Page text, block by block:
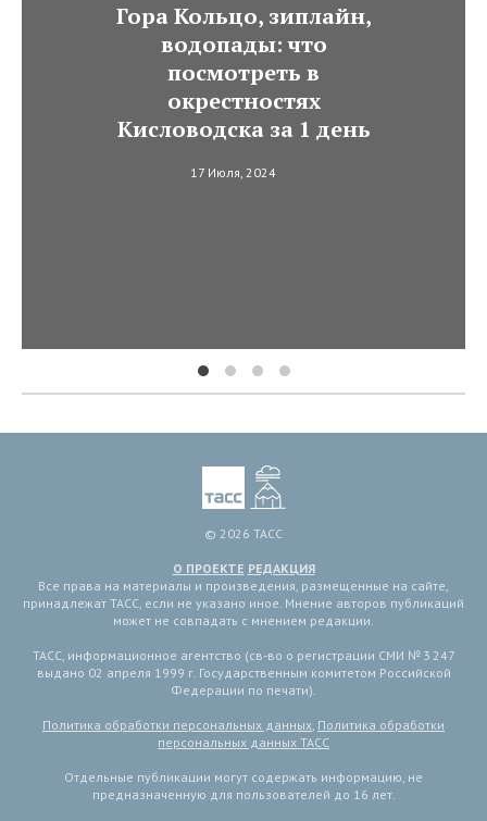
Гора Кольцо, зиплайн,
водопады: что
посмотреть в
окрестностях
Кисловодска за 1 день
17 Июля, 2024
© 2026 ТАСС
О ПРОЕКТЕ РЕДАКЦИЯ
Все права на материалы и произведения, размещенные на сайте,
принадлежат ТАСС, если не указано иное. Мнение авторов публикаций
может не совпадать с мнением редакции.
ТАСС, информационное агентство (св-во о регистрации СМИ № 3 247
выдано 02 апреля 1999 г. Государственным комитетом Российской
Федерации по печати).
Политика обработки персональных данных, Политика обработки
персональных данных ТАСС
Отдельные публикации могут содержать информацию, не
предназначенную для пользователей до 16 лет.